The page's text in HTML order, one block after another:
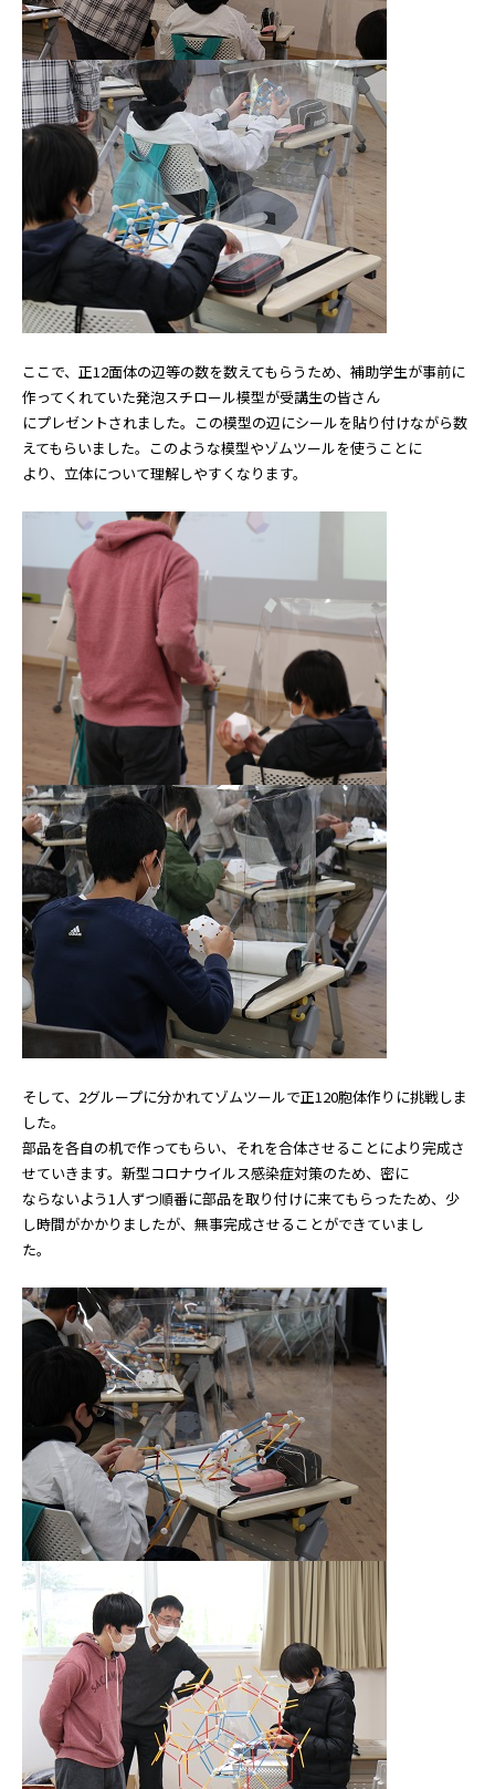
ここで、正12面体の辺等の数を数えてもらうため、補助学生が事前に
作ってくれていた発泡スチロール模型が受講生の皆さん
にプレゼントされました。この模型の辺にシールを貼り付けながら数
えてもらいました。このような模型やゾムツールを使うことに
より、立体について理解しやすくなります。
そして、2グループに分かれてゾムツールで正120胞体作りに挑戦しま
した。
部品を各自の机で作ってもらい、それを合体させることにより完成さ
せていきます。新型コロナウイルス感染症対策のため、密に
ならないよう1人ずつ順番に部品を取り付けに来てもらったため、少
し時間がかかりましたが、無事完成させることができていまし
た。